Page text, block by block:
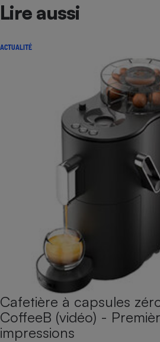
Lire aussi
ACTUALITÉ
Cafetière à capsules
CoffeeB (vidéo) -
impressions